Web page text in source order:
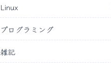
Linux
プログラミング
雑記